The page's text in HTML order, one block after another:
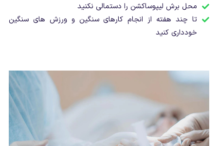
محل برش لیپوساکشن را دستمالی نکنید
تا چند هفته از انجام کارهای سنگین و ورزش های سنگین
خودداری کنید